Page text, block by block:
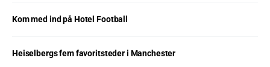
Kom med ind på Hotel Football
Heiselbergs fem favoritsteder i Manchester